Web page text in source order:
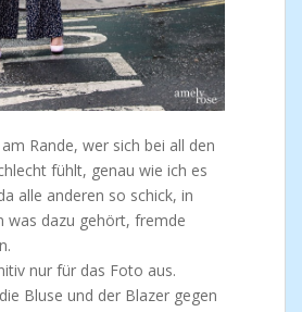
Rande, wer sich bei all den
fühlt, genau wie ich es
alle anderen so schick, in
was dazu gehört, fremde
nur für das Foto aus.
Bluse und der Blazer gegen